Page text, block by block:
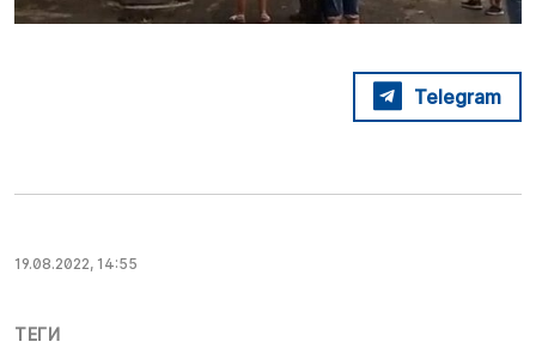
Telegram
19.08.2022, 14:55
ТЕГИ